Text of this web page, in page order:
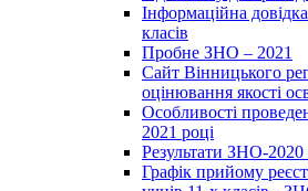
Інформаційна
класів
Пробне ЗНО – 2021
Сайт Вінницького
оцінювання якості
Особливості
2021 році
Результати ЗНО-2020
Графік прийому